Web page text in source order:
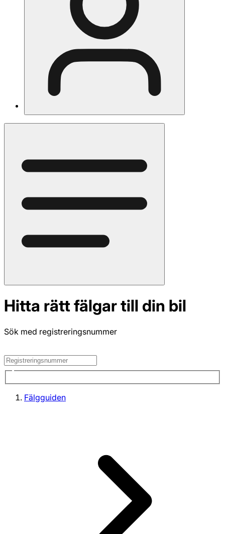
Hitta rätt fälgar till din bil
Sök med registreringsnummer
Fälgguiden